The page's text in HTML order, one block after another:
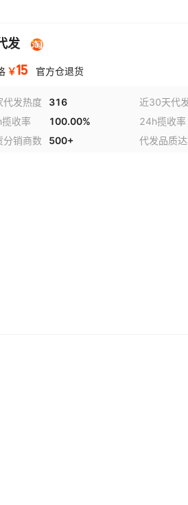
发
￥15 官方仓退货
代发热度 316 近30天代
收率
100.00% 24h揽收率
分销商数
500+ 代发品质